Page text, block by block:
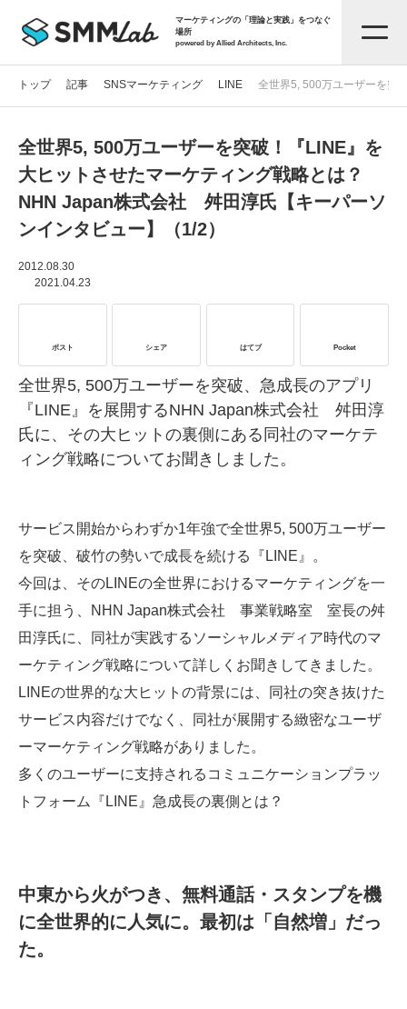
マーケティングの「理論と実践」をつなぐ
場所
powered by Allied Architects, Inc.
記事一覧
タグから探す
サービス資料
SMMLabについて
トップ 記事 SNSマーケティング LINE 全世界5, 500万ユーザーを突
全世界5, 500万ユーザーを突破！『LINE』を
大ヒットさせたマーケティング戦略とは？
NHN Japan株式会社 舛田淳氏【キーパーソ
ンインタビュー】（1/2）
2012.08.30
2021.04.23
ポスト シェア はてブ Pocket
全世界5, 500万ユーザーを突破、急成長のアプリ
『LINE』を展開するNHN Japan株式会社 舛田淳
氏に、その大ヒットの裏側にある同社のマーケテ
ィング戦略についてお聞きしました。
サービス開始からわずか1年強で全世界5, 500万ユーザー
を突破、破竹の勢いで成長を続ける『LINE』。
今回は、そのLINEの全世界におけるマーケティングを一
手に担う、NHN Japan株式会社 事業戦略室 室長の舛
田淳氏に、同社が実践するソーシャルメディア時代のマ
ーケティング戦略について詳しくお聞きしてきました。
LINEの世界的な大ヒットの背景には、同社の突き抜けた
サービス内容だけでなく、同社が展開する緻密なユーザ
ーマーケティング戦略がありました。
多くのユーザーに支持されるコミュニケーションプラッ
トフォーム『LINE』急成長の裏側とは？
中東から火がつき、無料通話・スタンプを機
に全世界的に人気に。最初は「自然増」だっ
た。